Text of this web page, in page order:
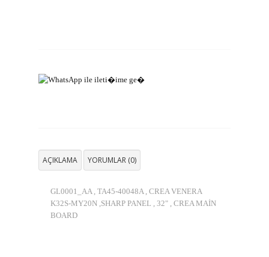
AÇIKLAMA YORUMLAR (0)
GL0001_AA , TA45-40048A , CREA VENERA
K32S-MY20N ,SHARP PANEL , 32" , CREA MAİN
BOARD